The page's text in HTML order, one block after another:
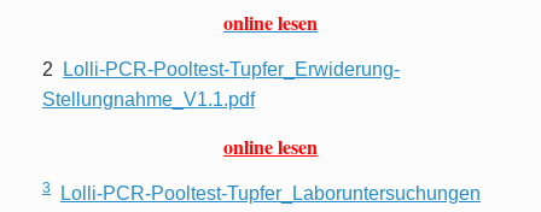
online lesen
2
Lolli-PCR-Pooltest-Tupfer_Erwiderung-
Stellungnahme_V1.1.pdf
online lesen
3
Lolli-PCR-Pooltest-Tupfer_Laboruntersuchungen